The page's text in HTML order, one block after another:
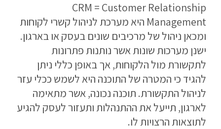
CRM = Customer Relationship
Management היא מערכת לניהול קשרי לקוחות
ומכאן ניהול של מרכיבים שונים בעסק או בארגון.
ישנן מערכות שונות אשר נותנות פתרונות
לתקשורת מול הלקוחות, אך באופן כללי ניתן
להגיד כי המטרה של התוכנה היא לשמש ככלי עזר
לניהול התקשורת. תוכנה נכונה, אשר מתאימה
לארגון, תייעל את ההתנהלות ותעזור לעסק להגיע
לתוצאות הרצויות לו.